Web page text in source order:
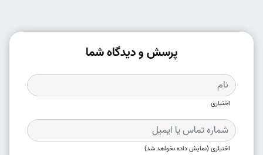
پرسش و دیدگاه شما
اختیاری
اختیاری (نمایش داده نخواهد شد)